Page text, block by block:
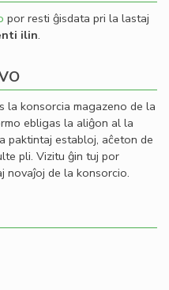
por resti ĝisdata pri la lastaj
ilin.
la konsorcia magazeno de la
ebligas la aliĝon al la
paktintaj establoj, aĉeton de
pli. Vizitu ĝin tuj por
novaĵoj de la konsorcio.